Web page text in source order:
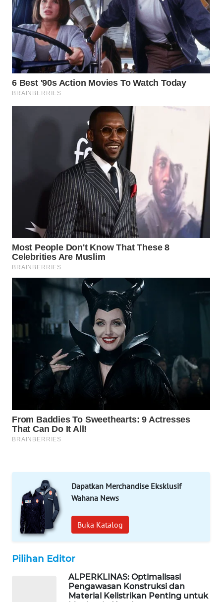
Dapatkan Merchandise Eksklusif
Wahana News
Buka Katalog
Pilihan Editor
ALPERKLINAS: Optimalisasi
Pengawasan Konstruksi dan
Material Kelistrikan Penting untuk
WAHANA
SELEB
WAHANA
PERSONA
WAHANA
WAHANA
Wahana
Network
KONSUMEN
MASYARAKAT
KELISTRIKAN
WALINKI
ID
MAWAKA
MARTABAT
NET
MKLI
LPKKI
LKKI